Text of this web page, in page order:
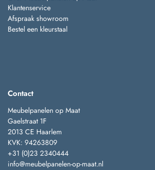
Klantenservice
Afspraak showroom
Bestel een kleurstaal
Contact
Meubelpanelen op Maat
Gaelstraat 1F
2013 CE Haarlem
KVK: 94263809
+31 (0)23 2340444
info@meubelpanelen-op-maat.nl